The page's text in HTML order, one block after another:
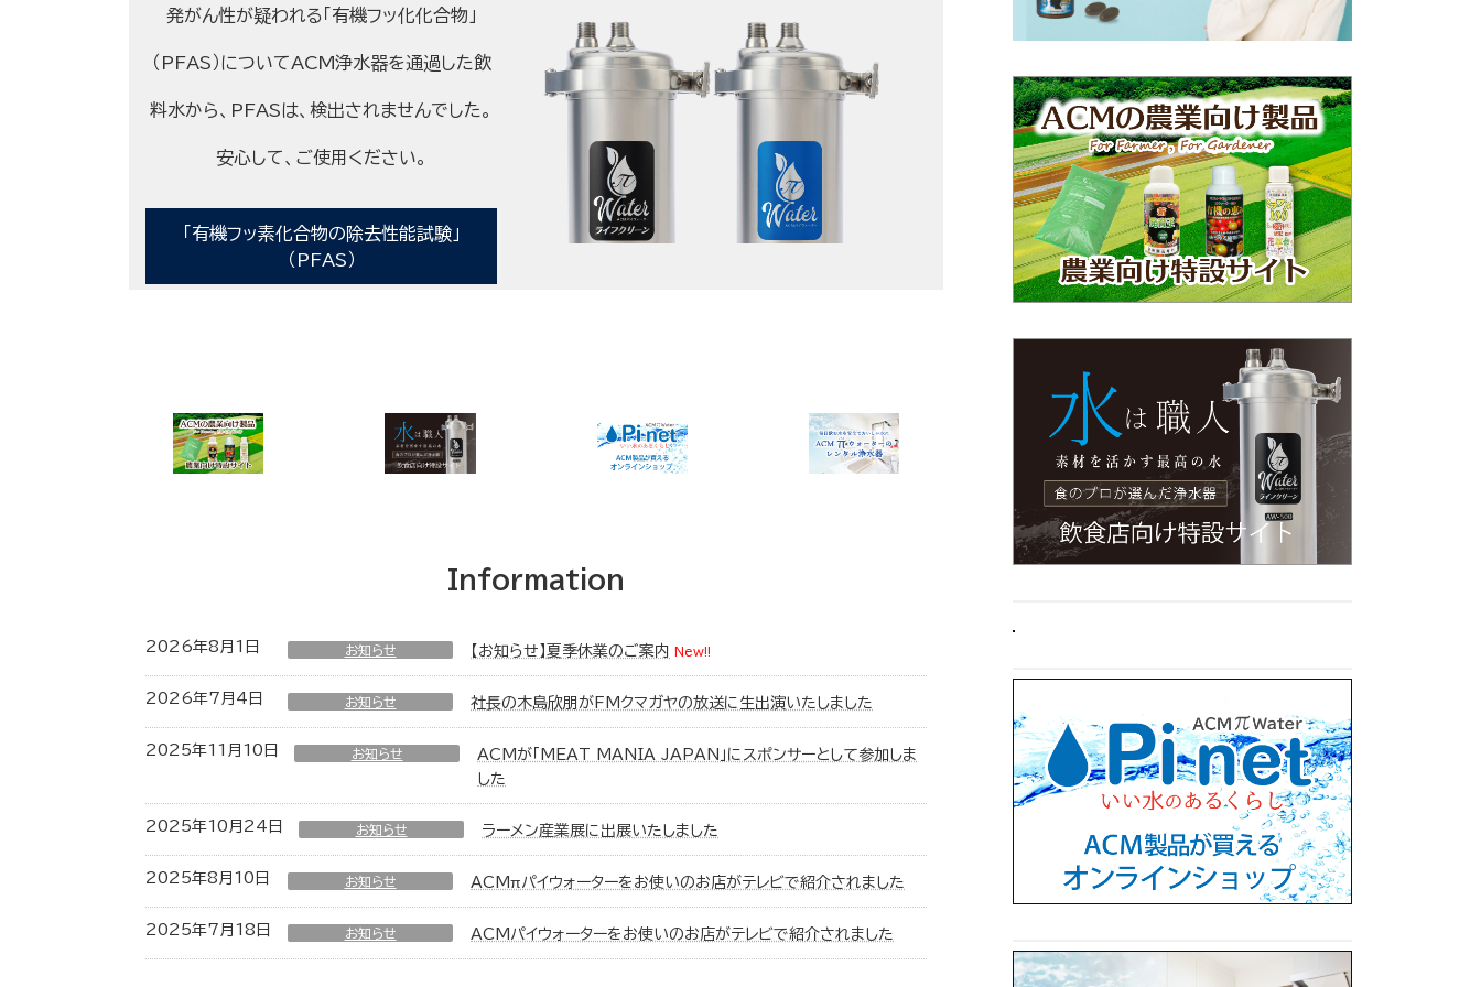
発がん性が疑われる「有機フッ化化合物」
（PFAS）についてACM浄水器を通過した飲
料水から、PFASは、検出されませんでした。
安心して、ご使用ください。
「有機フッ素化合物の除去性能試験」
（PFAS）
Information
2026年8月1日 お知らせ 【お知らせ】夏季休業のご案内 New!!
2026年7月4日 お知らせ 社長の木島欣朋がFMクマガヤの放送に生出演いたしました
2025年11月10日 お知らせ
ACMが「MEAT MANIA JAPAN」にスポンサーとして参加しま
した
2025年10月24日 お知らせ ラーメン産業展に出展いたしました
2025年8月10日 お知らせ ACMπパイウォーターをお使いのお店がテレビで紹介されました
2025年7月18日 お知らせ ACMパイウォーターをお使いのお店がテレビで紹介されました